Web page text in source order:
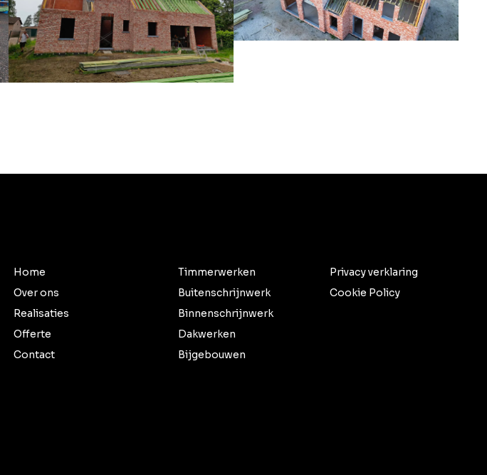
Home
Over ons
Realisaties
Offerte
Contact
Timmerwerken
Buitenschrijnwerk
Binnenschrijnwerk
Dakwerken
Bijgebouwen
Privacy verklaring
Cookie Policy